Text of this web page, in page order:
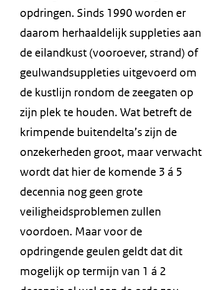
opdringen. Sinds 1990 worden er
daarom herhaaldelijk suppleties aan
de eilandkust (vooroever, strand) of
geulwandsuppleties uitgevoerd om
de kustlijn rondom de zeegaten op
zijn plek te houden. Wat betreft de
krimpende buitendelta’s zijn de
onzekerheden groot, maar verwacht
wordt dat hier de komende 3 á 5
decennia nog geen grote
veiligheidsproblemen zullen
voordoen. Maar voor de
opdringende geulen geldt dat dit
mogelijk op termijn van 1 á 2